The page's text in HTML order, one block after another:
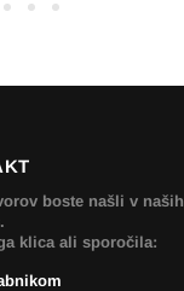
boste našli v naših
.
klica ali sporočila: